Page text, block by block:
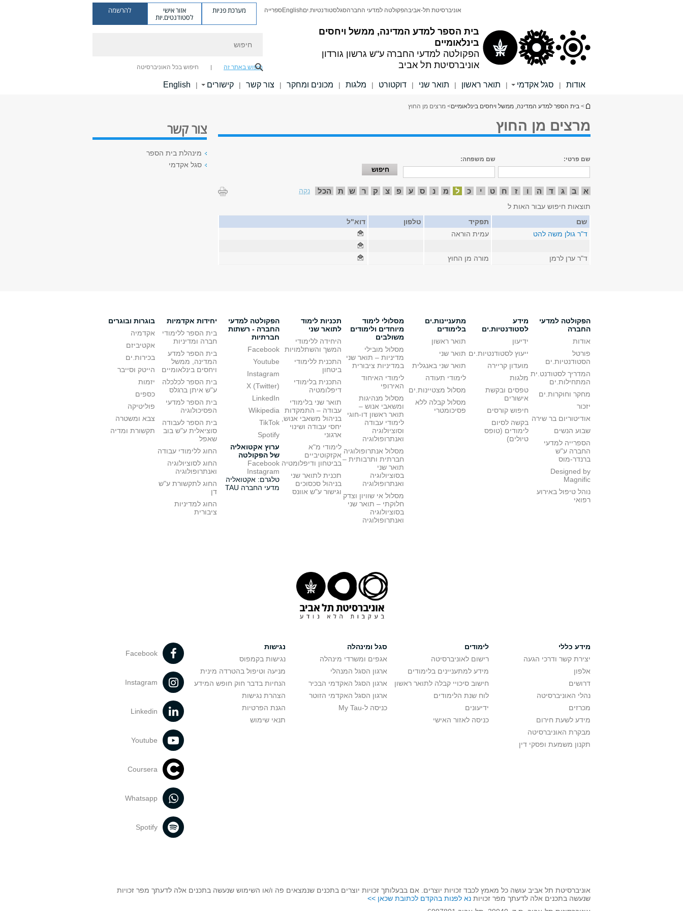
בית הספר למדע המדינה, ממשל ויחסים
בינלאומיים
הפקולטה למדעי החברה ע"ש גרשון גורדון
אוניברסיטת תל אביב
אוניברסיטת תל-אביבהפקולטה למדעי החברהסגלסטודנטיות.יםEnglishספרייה מערכת פניות אזור אישי
לסטודנטים.יות
להרשמה
חיפוש באתר זה חיפוש בכל האוניברסיטה
אודות | סגל אקדמי | תואר ראשון | תואר שני | דוקטורט | מלגות | מכונים ומחקר | צור קשר | קישורים |
English
הינך נמצא כאן
> בית הספר למדע המדינה, ממשל ויחסים בינלאומיים> מרצים מן החוץ
מרצים מן החוץ
שם פרטי: שם משפחה:
א ב ג ד ה ו ז ח ט י כ ל מ נ ס ע פ צ ק ר ש ת הכל
נקה
תוצאות חיפוש עבור האות ל
שם
תפקיד טלפון
דוא"ל
ד"ר גולן משה להט
עמית הוראה
ד"ר ערן לרמן מורה מן החוץ
צור קשר
מינהלת בית הספר
סגל אקדמי
הפקולטה למדעי
החברה
אודות
פורטל
הסטודנטיות.ים
המדריך לסטודנט.ית
המתחילות.ים
מחקר וחוקרות.ים
יזכור
אודיטוריום בר שירה
שבוע הנשים
הספרייה למדעי
החברה ע"ש
ברנדר-מוס
Designed by
Magnific
נוהל טיפול באירוע
רפואי
מידע
לסטודנטיות.ים
ידיעון
ייעוץ לסטודנטיות.ים
מועדון קריירה
מלגות
טפסים ובקשת
אישורים
חיפוש קורסים
בקשה לסיום
לימודים (טופס
טיולים)
מתעניינות.ים
בלימודים
תואר ראשון
תואר שני
תואר שני באנגלית
לימודי תעודה
מסלול מצטיינות.ים
מסלול קבלה ללא
פסיכומטרי
מסלולי לימוד
מיוחדים ולימודים
משולבים
מסלול מובילי
מדיניות – תואר שני
במדיניות ציבורית
לימודי האיחוד
האירופי
מסלול מנהיגות
ומשאבי אנוש –
תואר ראשון דו-חוגי
לימודי עבודה
וסוציולוגיה
ואנתרופולוגיה
מסלול אנתרופולוגיה
חברתית ותרבותית –
תואר שני
בסוציולוגיה
ואנתרופולוגיה
מסלול אי שוויון וצדק
חלוקתי – תואר שני
בסוציולוגיה
ואנתרופולוגיה
תכניות לימוד
לתואר שני
היחידה ללימודי
המשך והשתלמויות
התכנית ללימודי
ביטחון
התכנית בלימודי
דיפלומטיה
תואר שני בלימודי
עבודה – התמקדות
בניהול משאבי אנוש,
יחסי עבודה ושינוי
ארגוני
לימודי מ"א
אקזקוטיביים
בביטחון ודיפלומטיה
תכנית לתואר שני
בניהול סכסוכים
וגישור ע"ש אוונס
הפקולטה למדעי
החברה - רשתות
חברתיות
Facebook
Youtube
Instagram
X (Twitter)
LinkedIn
Wikipedia
TikTok
Spotify
ערוץ אקטואליה
של הפקולטה
Facebook
Instagram
טלגרם: אקטואליה
מדעי החברה TAU
יחידות אקדמיות
בית הספר ללימודי
חברה ומדיניות
בית הספר למדע
המדינה, ממשל
ויחסים בינלאומיים
בית הספר לכלכלה
ע"ש איתן ברגלס
בית הספר למדעי
הפסיכולוגיה
בית הספר לעבודה
סוציאלית ע"ש בוב
שאפל
החוג ללימודי עבודה
החוג לסוציולוגיה
ואנתרופולוגיה
החוג לתקשורת ע"ש
דן
החוג למדיניות
ציבורית
בוגרות ובוגרים
אקדמיה
אקטיביזם
בכירות.ים
הייטק וסייבר
יזמות
כספים
פוליטיקה
צבא ומשטרה
תקשורת ומדיה
מידע כללי
יצירת קשר ודרכי הגעה
אלפון
דרושים
נהלי האוניברסיטה
מכרזים
מידע לשעת חירום
מבקרת האוניברסיטה
תקנון משמעת ופסקי דין
לימודים
רישום לאוניברסיטה
מידע למתעניינים בלימודים
חישוב סיכויי קבלה לתואר ראשון
לוח שנת הלימודים
ידיעונים
כניסה לאזור האישי
סגל ומינהלה
אגפים ומשרדי מינהלה
ארגון הסגל המנהלי
ארגון הסגל האקדמי הבכיר
ארגון הסגל האקדמי הזוטר
כניסה ל-My Tau
נגישות
נגישות בקמפוס
מניעה וטיפול בהטרדה מינית
הנחיות בדבר חוק חופש המידע
הצהרת נגישות
הגנת הפרטיות
תנאי שימוש
Facebook
Instagram
Linkedin
Youtube
Coursera
Whatsapp
Spotify
אוניברסיטת תל אביב עושה כל מאמץ לכבד זכויות יוצרים. אם בבעלותך זכויות יוצרים בתכנים שנמצאים פה ו/או השימוש שנעשה בתכנים אלה לדעתך מפר זכויות
שנעשה בתכנים אלה לדעתך מפר זכויות נא לפנות בהקדם לכתובת שכאן >>